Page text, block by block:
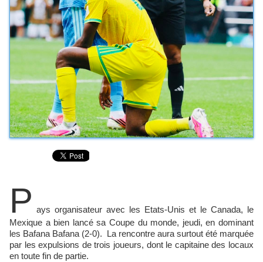
P ays organisateur avec les Etats-Unis et le Canada, le
Mexique a bien lancé sa Coupe du monde, jeudi, en dominant
les Bafana Bafana (2-0). La rencontre aura surtout été marquée
par les expulsions de trois joueurs, dont le capitaine des locaux
en toute fin de partie.